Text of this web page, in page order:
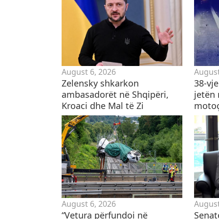
August 6, 2026
Zelensky shkarkon
ambasadorët në Shqipëri,
Kroaci dhe Mal të Zi
38-
jetën
August 6, 2026
“Vetura përfundoi në